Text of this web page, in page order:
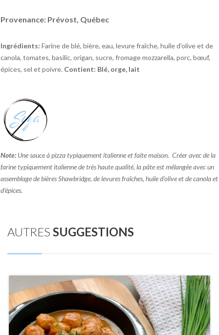
Provenance: Prévost, Québec
Ingrédients: Farine de blé, bière, eau, levure fraîche, huile d’olive et de
canola, tomates, basilic, origan, sucre, fromage mozzarella, porc, bœuf,
épices, sel et poivre. Contient: Blé, orge, lait
Note: Une sauce à pizza typiquement italienne et faite maison. Créer avec de la
farine typiquement italienne de très haute qualité, la pâte est mélangée avec un
assemblage de bières Shawbridge, de levures fraîches, huile d’olive et de canola et
d’épices.
AUTRES SUGGESTIONS